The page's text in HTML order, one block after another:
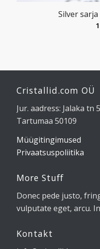
Silver
Cristallid.com OÜ
Jur. aadress: Jalaka
Tartumaa 50109
Müügitingimused
Privaatsuspoliitika
More Stuff
Donec pede justo,
vulputate eget, arcu.
Kontakt